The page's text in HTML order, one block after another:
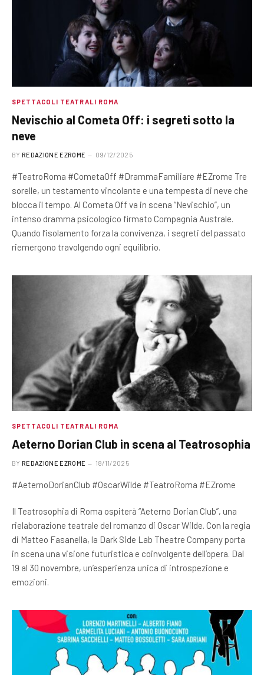
SPETTACOLI TEATRALI ROMA
Nevischio al Cometa Off: i segreti sotto la
neve
BY REDAZIONE EZROME 09/12/2025
#TeatroRoma #CometaOff #DrammaFamiliare #EZrome Tre
sorelle, un testamento vincolante e una tempesta di neve che
blocca il tempo. Al Cometa Off va in scena “Nevischio”, un
intenso dramma psicologico firmato Compagnia Australe.
Quando l’isolamento forza la convivenza, i segreti del passato
riemergono travolgendo ogni equilibrio.
SPETTACOLI TEATRALI ROMA
Aeterno Dorian Club in scena al Teatrosophia
BY REDAZIONE EZROME 18/11/2025
#AeternoDorianClub #OscarWilde #TeatroRoma #EZrome
Il Teatrosophia di Roma ospiterà “Aeterno Dorian Club”, una
rielaborazione teatrale del romanzo di Oscar Wilde. Con la regia
di Matteo Fasanella, la Dark Side Lab Theatre Company porta
in scena una visione futuristica e coinvolgente dell’opera. Dal
19 al 30 novembre, un’esperienza unica di introspezione e
emozioni.